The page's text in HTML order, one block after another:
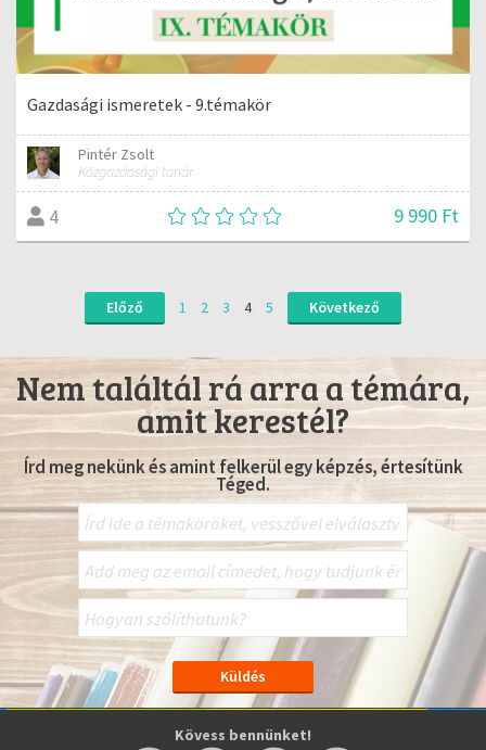
Gazdasági ismeretek - 9.témakör
Pintér Zsolt
Közgazdasági tanár
4 9 990 Ft
Előző 1 2 3 4 5 Következő
Nem találtál rá arra a témára,
amit kerestél?
Írd meg nekünk és amint felkerül egy képzés, értesítünk
Téged.
Kövess bennünket!